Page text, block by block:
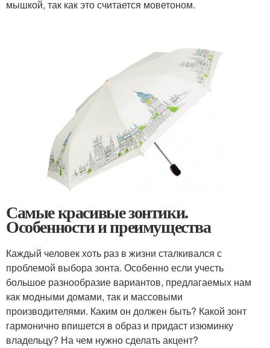
мышкой, так как это считается моветоном.
Самые красивые зонтики.
Особенности и преимущества
Каждый человек хоть раз в жизни сталкивался с
проблемой выбора зонта. Особенно если учесть
большое разнообразие вариантов, предлагаемых нам
как модными домами, так и массовыми
производителями. Каким он должен быть? Какой зонт
гармонично впишется в образ и придаст изюминку
владельцу? На чем нужно сделать акцент?